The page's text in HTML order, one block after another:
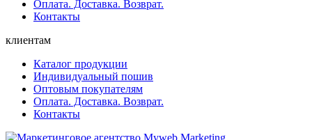
Оплата. Доставка. Возврат.
Контакты
клиентам
Каталог продукции
Индивидуальный пошив
Оптовым покупателям
Оплата. Доставка. Возврат.
Контакты